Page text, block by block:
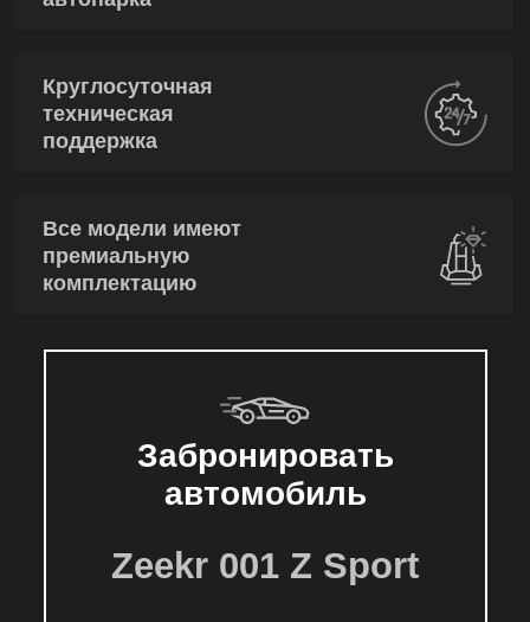
Круглосуточная
техническая
поддержка
Все модели имеют
премиальную
комплектацию
Забронировать
автомобиль
Zeekr 001 Z Sport